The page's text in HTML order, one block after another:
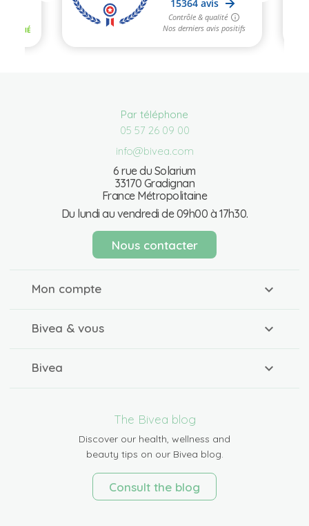
Par téléphone
05 57 26 09 00
info@bivea.com
6 rue du Solarium
33170 Gradignan
France Métropolitaine
Du lundi au vendredi de 09h00 à 17h30.
Nous contacter
Mon compte
Bivea & vous
Bivea
The Bivea blog
Discover our health, wellness and
beauty tips on our Bivea blog.
Consult the blog